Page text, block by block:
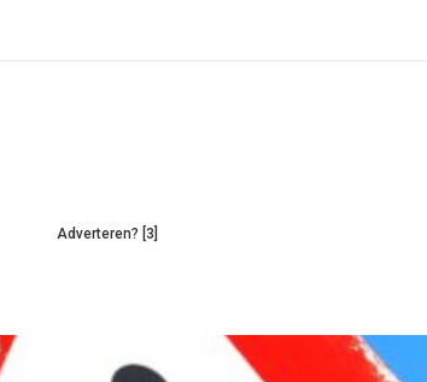
Adverteren? [3]